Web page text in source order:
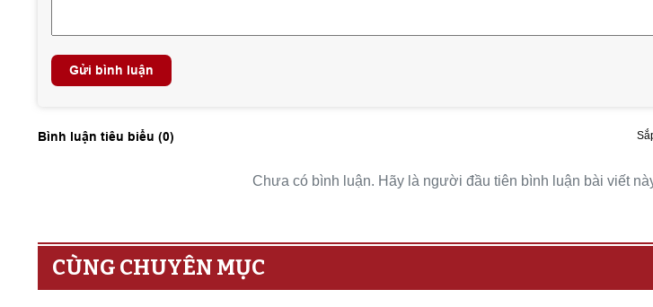
Gửi bình luận
Bình luận tiêu biểu (0)
Chưa có bình luận. Hãy là người đầu tiên bình luận bài viết
CÙNG CHUYÊN MỤC